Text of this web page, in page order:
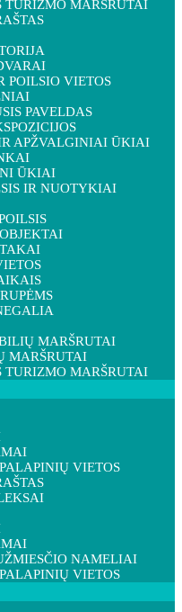
TURIZMO MARŠRUTAI
POILSIO VIETOS
PAVELDAS
APŽVALGINIAI ŪKIAI
ŪKIAI
IR NUOTYKIAI
MARŠRUTAI
MARŠRUTAI
TURIZMO MARŠRUTAI
VIETOS
NAMELIAI
VIETOS